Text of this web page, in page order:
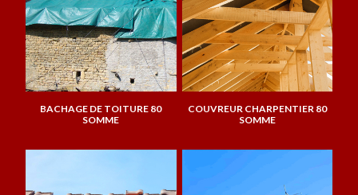
BACHAGE DE TOITURE 80
SOMME
COUVREUR CHARPENTIER 80
SOMME